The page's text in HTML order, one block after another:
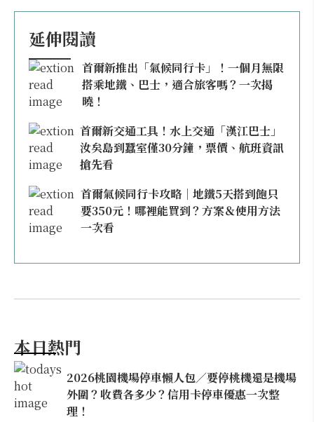
延伸閱讀
首爾新推出「氣候同行卡」！一個月無限
搭乘地鐵、巴士，適合旅客嗎？一次揭
曉！
首爾新交通工具！水上交通「漢江巴士」
汝矣島到蠶室僅30分鐘，票價、航班資訊
搶先看
首爾氣候同行卡攻略｜地鐵5天搭到飽只
要350元！哪裡能買到？方案＆使用方法
一次看
本日熱門
2026桃園機場停車懶人包／要停桃機還是機場
外圍？收費各多少？信用卡停車優惠一次整
理！